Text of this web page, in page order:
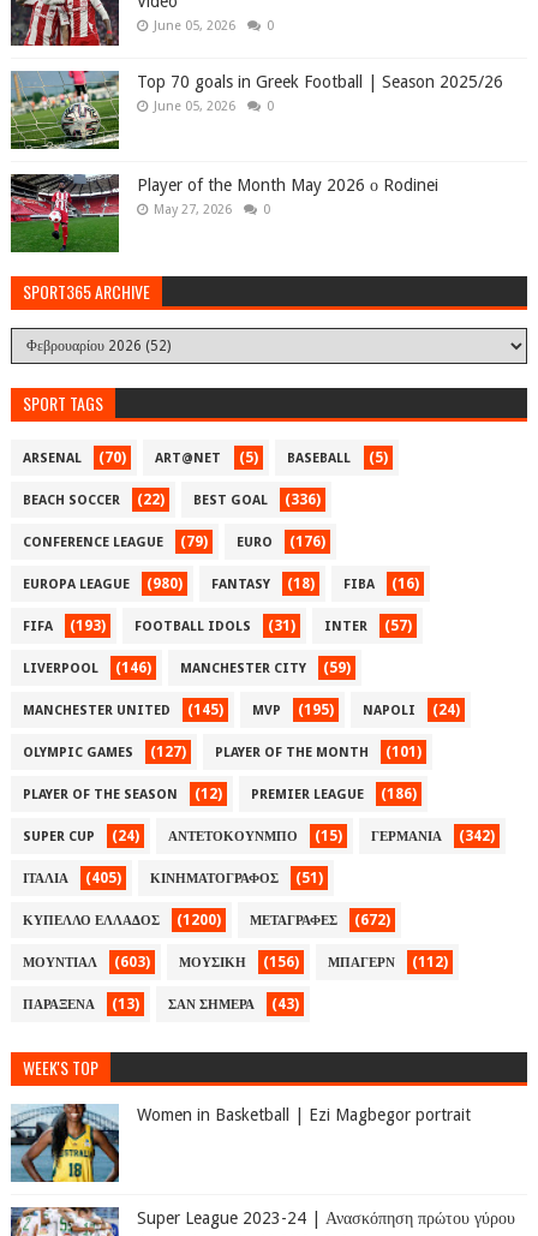
June 05, 2026 0
Top 70 goals in Greek Football | Season 2025/26
June 05, 2026 0
Player of the Month May 2026 ο Rodinei
May 27, 2026 0
SPORT365 ARCHIVE
SPORT TAGS
ARSENAL (70) ART@NET (5) BASEBALL (5)
BEACH SOCCER (22) BEST GOAL (336)
CONFERENCE LEAGUE (79) EURO (176)
EUROPA LEAGUE (980) FANTASY (18) FIBA (16)
FIFA (193) FOOTBALL IDOLS (31) INTER (57)
LIVERPOOL (146) MANCHESTER CITY (59)
MANCHESTER UNITED (145) MVP (195) NAPOLI (24)
OLYMPIC GAMES (127) PLAYER OF THE MONTH (101)
PLAYER OF THE SEASON (12) PREMIER LEAGUE (186)
SUPER CUP (24) ΑΝΤΕΤΟΚΟΥΝΜΠΟ (15) ΓΕΡΜΑΝΙΑ (342)
ΙΤΑΛΙΑ (405) ΚΙΝΗΜΑΤΟΓΡΑΦΟΣ (51)
ΚΥΠΕΛΛΟ ΕΛΛΑΔΟΣ (1200) ΜΕΤΑΓΡΑΦΕΣ (672)
ΜΟΥΝΤΙΑΛ (603) ΜΟΥΣΙΚΗ (156) ΜΠΑΓΕΡΝ (112)
ΠΑΡΑΞΕΝΑ (13) ΣΑΝ ΣΗΜΕΡΑ (43)
WEEK'S TOP
Women in Basketball | Ezi Magbegor portrait
Super League 2023-24 | Ανασκόπηση πρώτου γύρου